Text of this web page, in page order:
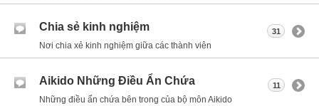
Chia sẻ kinh nghiệm
Nơi chia xẻ kinh nghiệm giữa các thành viên
31
Aikido Những Điều Ẩn Chứa
Những điều ẩn chứa bên trong của bộ môn Aikido
11